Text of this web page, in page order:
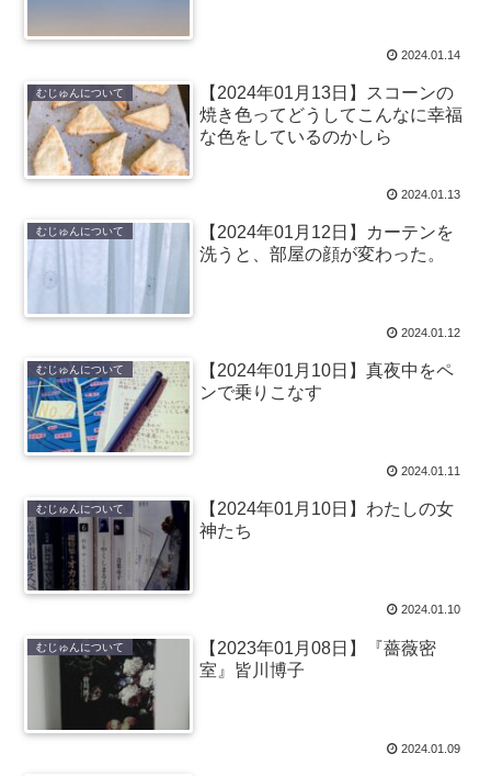
2024.01.14
むじゅんについて
【2024年01月13日】スコーンの
焼き色ってどうしてこんなに幸福
な色をしているのかしら
2024.01.13
むじゅんについて
【2024年01月12日】カーテンを
洗うと、部屋の顔が変わった。
2024.01.12
むじゅんについて
【2024年01月10日】真夜中をペ
ンで乗りこなす
2024.01.11
むじゅんについて
【2024年01月10日】わたしの女
神たち
2024.01.10
むじゅんについて
【2023年01月08日】『薔薇密
室』皆川博子
2024.01.09